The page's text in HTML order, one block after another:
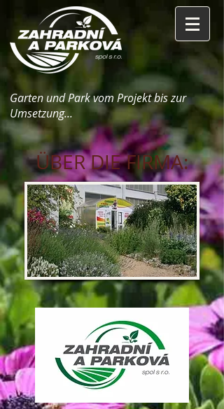
Garten und Park vom Projekt bis zur
Umsetzung...
ÜBER DIE FIRMA: